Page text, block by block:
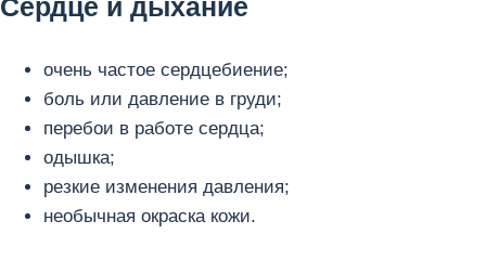
Сердце и дыхание
очень частое сердцебиение;
боль или давление в груди;
перебои в работе сердца;
одышка;
резкие изменения давления;
необычная окраска кожи.